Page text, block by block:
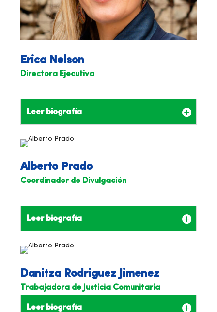
Erica Nelson
Directora Ejecutiva
Leer biografía
Alberto Prado
Coordinador de Divulgación
Leer biografía
Danitza Rodriguez Jimenez
Trabajadora de Justicia Comunitaria
Leer biografía